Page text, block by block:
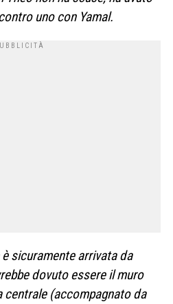
uno con Yamal.
sicuramente arrivata da
dovuto essere il muro
centrale (accompagnato da